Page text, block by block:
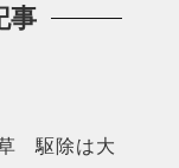
事
駆除は大